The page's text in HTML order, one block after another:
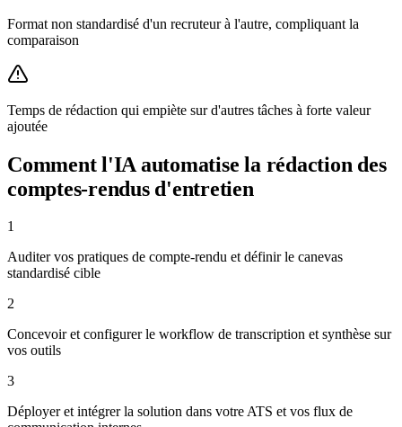
Format non standardisé d'un recruteur à l'autre, compliquant la
comparaison
Temps de rédaction qui empiète sur d'autres tâches à forte valeur
ajoutée
Comment l'IA automatisela rédaction des
comptes-rendus d'entretien
1
Auditer vos pratiques de compte-rendu et définir le canevas
standardisé cible
2
Concevoir et configurer le workflow de transcription et synthèse sur
vos outils
3
Déployer et intégrer la solution dans votre ATS et vos flux de